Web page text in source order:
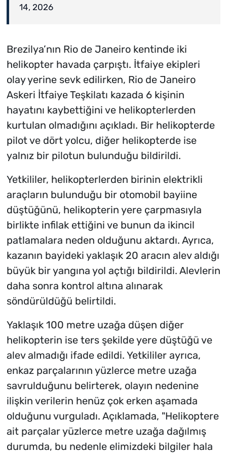
14, 2026
Brezilya’nın Rio de Janeiro kentinde iki
helikopter havada çarpıştı. İtfaiye ekipleri
olay yerine sevk edilirken, Rio de Janeiro
Askeri İtfaiye Teşkilatı kazada 6 kişinin
hayatını kaybettiğini ve helikopterlerden
kurtulan olmadığını açıkladı. Bir helikopterde
pilot ve dört yolcu, diğer helikopterde ise
yalnız bir pilotun bulunduğu bildirildi.
Yetkililer, helikopterlerden birinin elektrikli
araçların bulunduğu bir otomobil bayiine
düştüğünü, helikopterin yere çarpmasıyla
birlikte infilak ettiğini ve bunun da ikincil
patlamalara neden olduğunu aktardı. Ayrıca,
kazanın bayideki yaklaşık 20 aracın alev aldığı
büyük bir yangına yol açtığı bildirildi. Alevlerin
daha sonra kontrol altına alınarak
söndürüldüğü belirtildi.
Yaklaşık 100 metre uzağa düşen diğer
helikopterin ise ters şekilde yere düştüğü ve
alev almadığı ifade edildi. Yetkililer ayrıca,
enkaz parçalarının yüzlerce metre uzağa
savrulduğunu belirterek, olayın nedenine
ilişkin verilerin henüz çok erken aşamada
olduğunu vurguladı. Açıklamada, "Helikoptere
ait parçalar yüzlerce metre uzağa dağılmış
durumda, bu nedenle elimizdeki bilgiler hala